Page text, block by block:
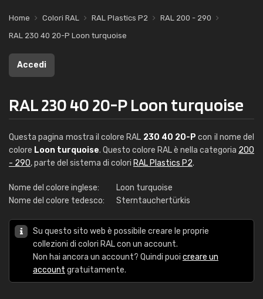
Home Colori RAL RAL Plastics P2
RAL 200 - 290
RAL 230 40 20-P Loon turquoise
Accedi
RAL 230 40 20-P Loon turquoise
Questa pagina mostra il colore RAL 230 40 20-P con il nome del
colore Loon turquoise. Questo colore RAL è nella categoria 200
- 290, parte del sistema di colori RAL Plastics P2.
Nome del colore inglese:
Loon turquoise
Nome del colore tedesco:
Sterntauchertürkis
Su questo sito web è possibile creare le proprie
collezioni di colori RAL con un account.
Non hai ancora un account? Quindi puoi creare un
account gratuitamente.